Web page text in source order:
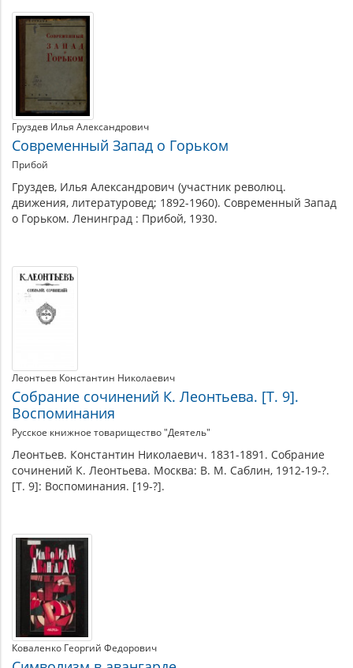
Материалы
теме
Груздев Илья Александрович
Современный Запад о Горьком
Прибой
Груздев, Илья Александрович (участник революц.
движения, литературовед; 1892-1960). Современный Запад
о Горьком. Ленинград : Прибой, 1930.
Леонтьев Константин Николаевич
Собрание сочинений К. Леонтьева. [Т. 9].
Воспоминания
Русское книжное товарищество "Деятель"
Леонтьев. Константин Николаевич. 1831-1891. Собрание
сочинений К. Леонтьева. Москва: В. М. Саблин, 1912-19-?.
[Т. 9]: Воспоминания. [19-?].
Коваленко Георгий Федорович